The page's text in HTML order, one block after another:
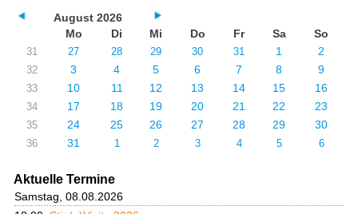
August 2026
Mo
Di Mi Do Fr Sa So
31 27 28 29 30 31 1 2
32 3 4 5 6 7 8 9
33 10 11 12 13 14 15 16
34 17 18 19 20 21 22 23
35 24 25 26 27 28 29 30
36 31 1 2 3 4 5 6
Aktuelle Termine
Samstag, 08.08.2026